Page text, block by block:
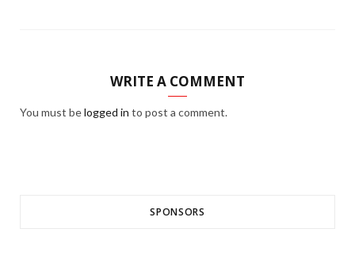
WRITE A COMMENT
You must belogged in to post a comment.
SPONSORS